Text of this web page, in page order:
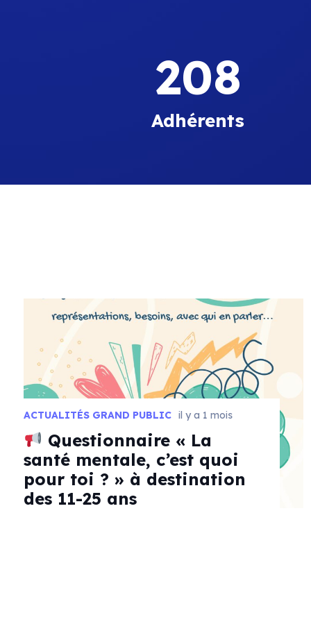
208
Adhérents
ACTUALITÉS GRAND PUBLIC il y a 1 mois
Questionnaire « La
santé mentale, c’est quoi
pour toi ? » à destination
des 11-25 ans